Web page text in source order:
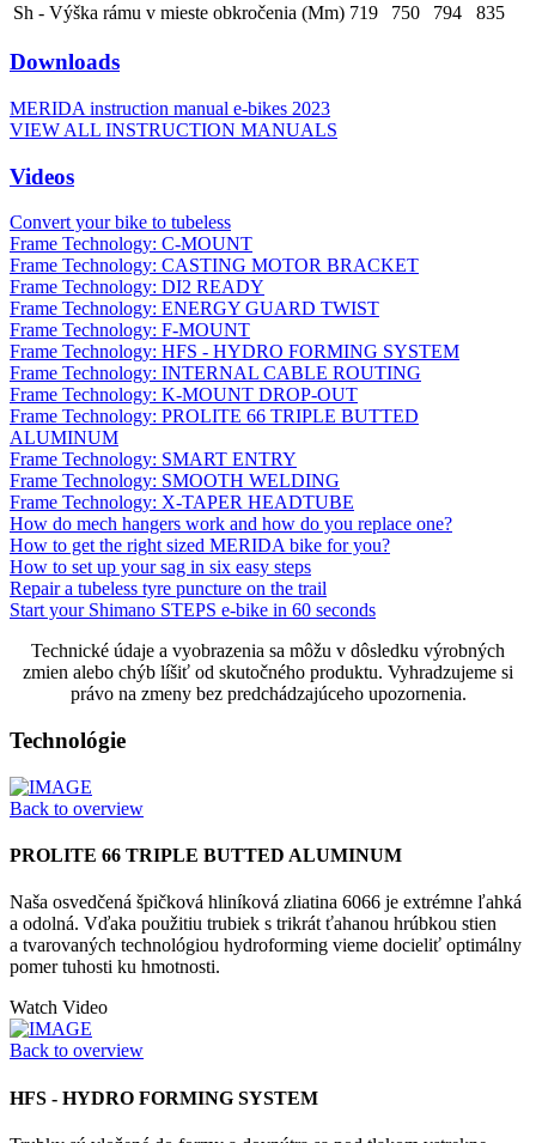
Sh - Výška rámu v mieste obkročenia (Mm) 719 750 794 835
Downloads
MERIDA instruction manual e-bikes 2023
VIEW ALL INSTRUCTION MANUALS
Videos
Convert your bike to tubeless
Frame Technology: C-MOUNT
Frame Technology: CASTING MOTOR BRACKET
Frame Technology: DI2 READY
Frame Technology: ENERGY GUARD TWIST
Frame Technology: F-MOUNT
Frame Technology: HFS - HYDRO FORMING SYSTEM
Frame Technology: INTERNAL CABLE ROUTING
Frame Technology: K-MOUNT DROP-OUT
Frame Technology: PROLITE 66 TRIPLE BUTTED
ALUMINUM
Frame Technology: SMART ENTRY
Frame Technology: SMOOTH WELDING
Frame Technology: X-TAPER HEADTUBE
How do mech hangers work and how do you replace one?
How to get the right sized MERIDA bike for you?
How to set up your sag in six easy steps
Repair a tubeless tyre puncture on the trail
Start your Shimano STEPS e-bike in 60 seconds
Technické údaje a vyobrazenia sa môžu v dôsledku výrobných
zmien alebo chýb líšiť od skutočného produktu. Vyhradzujeme si
právo na zmeny bez predchádzajúceho upozornenia.
Technológie
Back to overview
PROLITE 66 TRIPLE BUTTED ALUMINUM
Naša osvedčená špičková hliníková zliatina 6066 je extrémne ľahká
a odolná. Vďaka použitiu trubiek s trikrát ťahanou hrúbkou stien
a tvarovaných technológiou hydroforming vieme docieliť optimálny
pomer tuhosti ku hmotnosti.
Watch Video
Back to overview
HFS - HYDRO FORMING SYSTEM